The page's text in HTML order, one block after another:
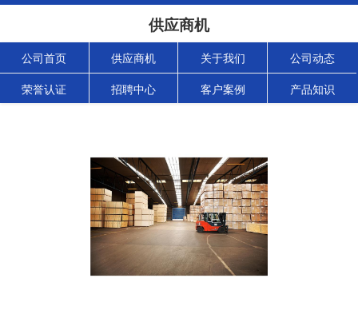
供应商机
公司首页 供应商机 关于我们 公司动态
荣誉认证 招聘中心 客户案例 产品知识